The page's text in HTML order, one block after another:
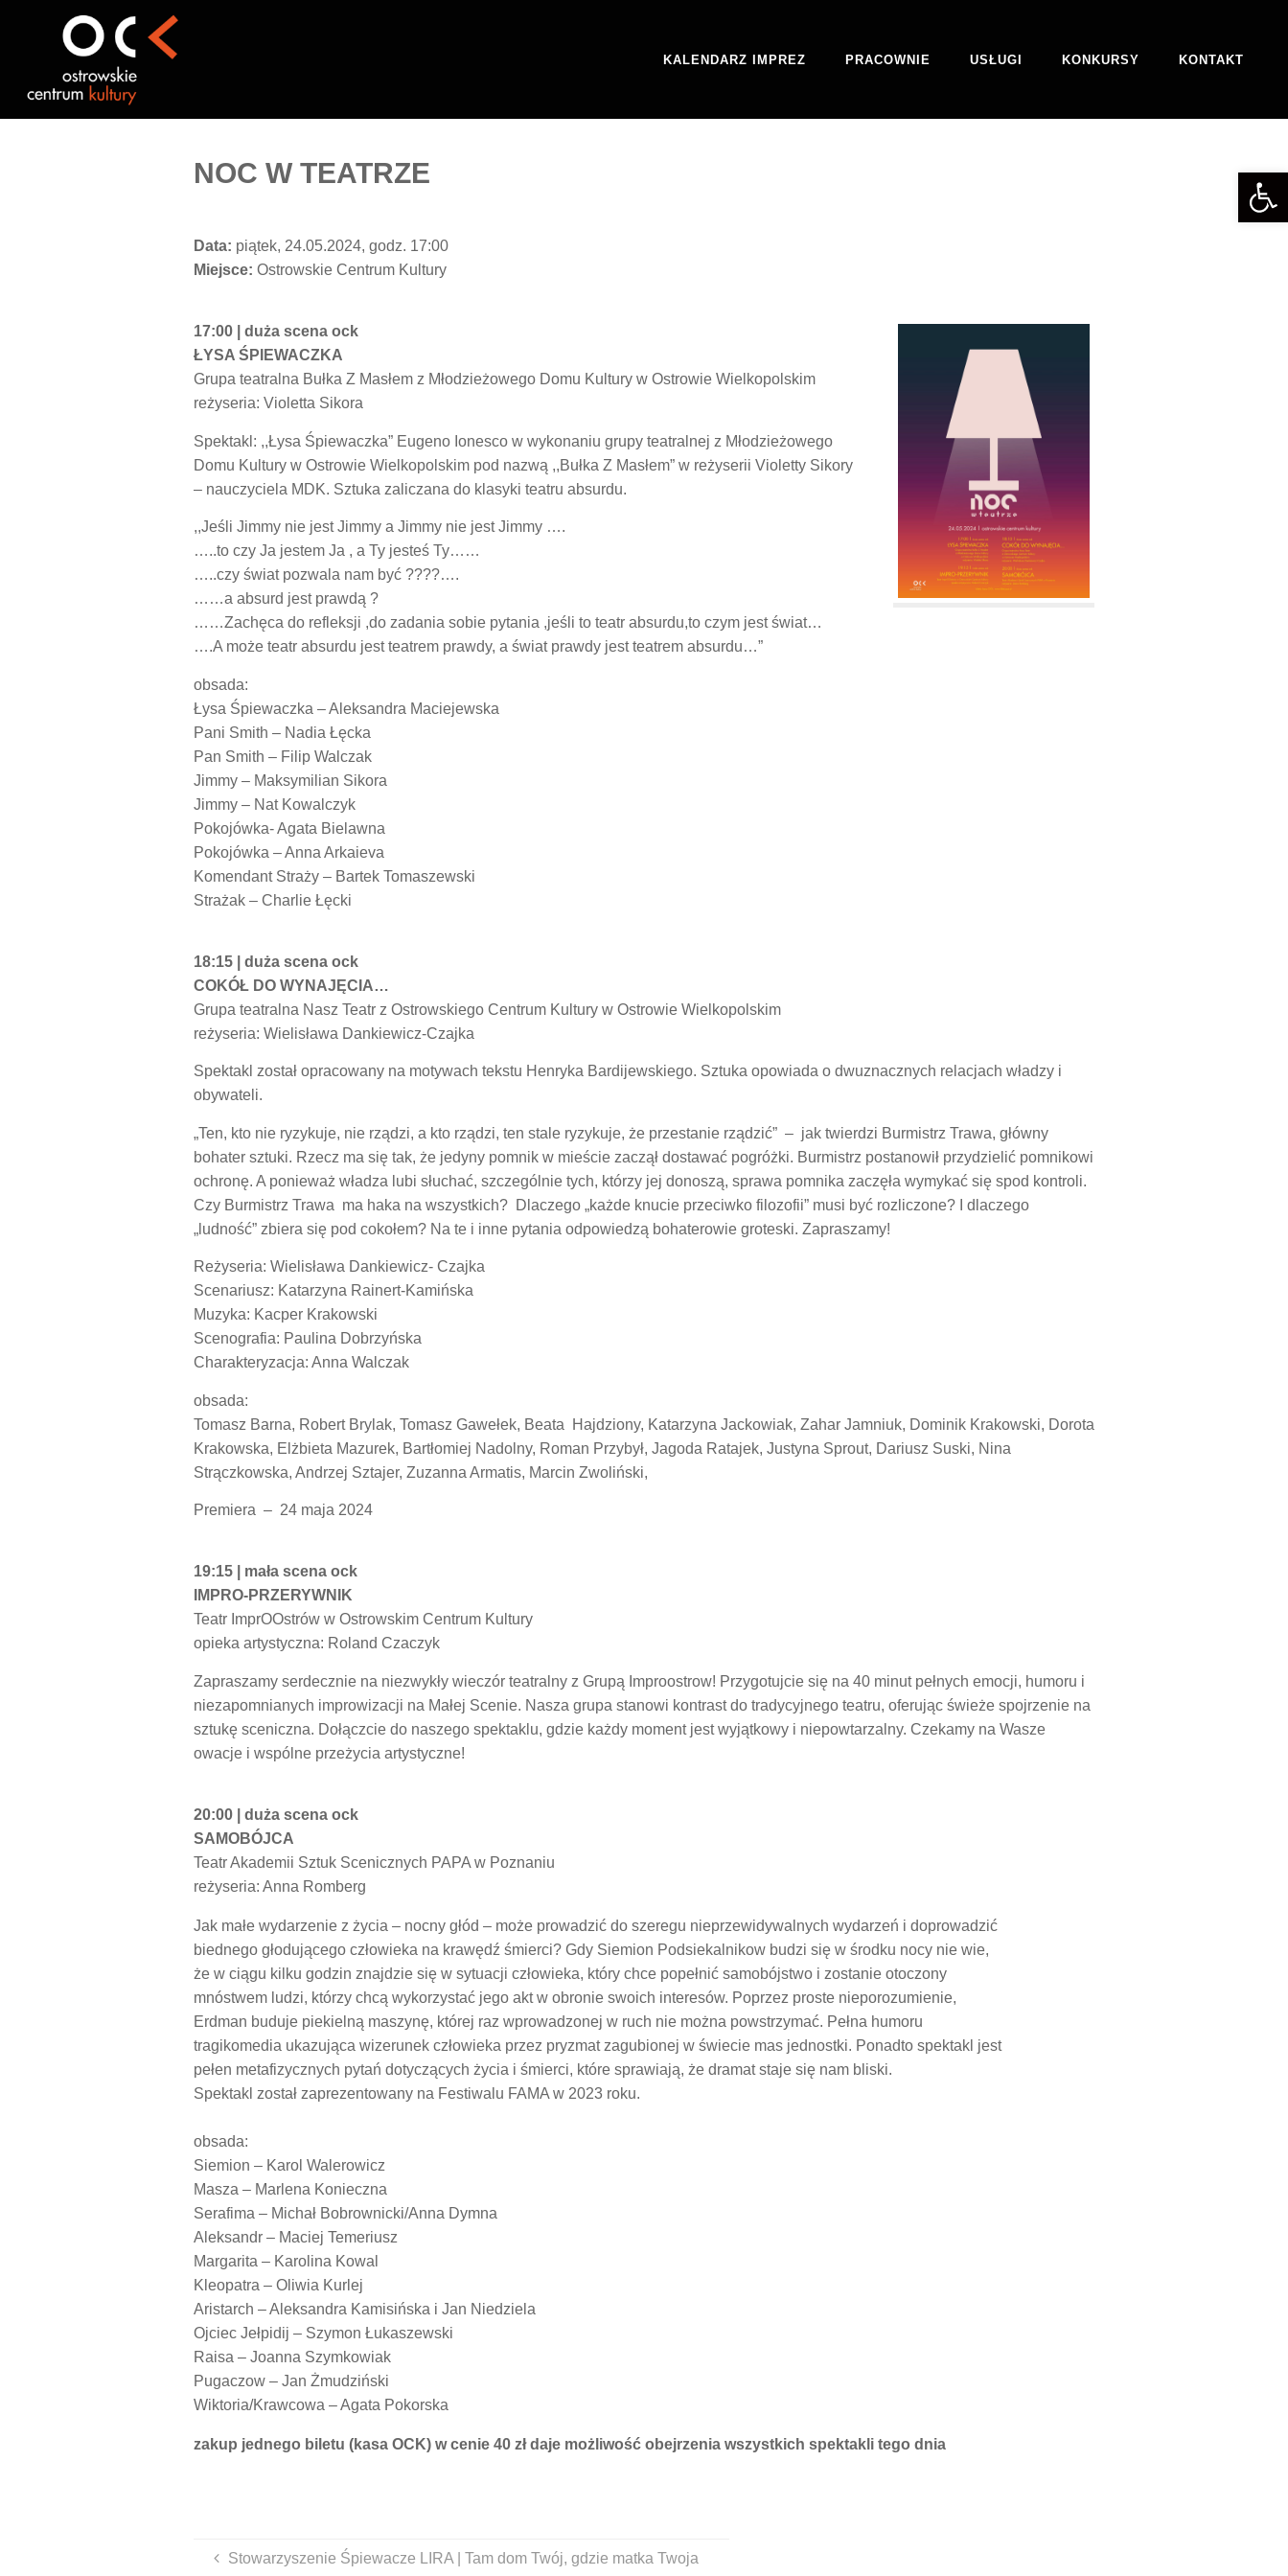
KALENDARZ IMPREZ PRACOWNIE USŁUGI KONKURSY KONTAKT
NOC W TEATRZE
Data: piątek, 24.05.2024, godz. 17:00
Miejsce: Ostrowskie Centrum Kultury
17:00 | duża scena ock
ŁYSA ŚPIEWACZKA
Grupa teatralna Bułka Z Masłem z Młodzieżowego Domu Kultury w Ostrowie Wielkopolskim
reżyseria: Violetta Sikora
Spektakl: ,,Łysa Śpiewaczka” Eugeno Ionesco w wykonaniu grupy teatralnej z Młodzieżowego
Domu Kultury w Ostrowie Wielkopolskim pod nazwą ,,Bułka Z Masłem” w reżyserii Violetty Sikory
– nauczyciela MDK. Sztuka zaliczana do klasyki teatru absurdu.
,,Jeśli Jimmy nie jest Jimmy a Jimmy nie jest Jimmy ….
…..to czy Ja jestem Ja , a Ty jesteś Ty……
…..czy świat pozwala nam być ????….
……a absurd jest prawdą ?
……Zachęca do refleksji ,do zadania sobie pytania ,jeśli to teatr absurdu,to czym jest świat…
….A może teatr absurdu jest teatrem prawdy, a świat prawdy jest teatrem absurdu…”
obsada:
Łysa Śpiewaczka – Aleksandra Maciejewska
Pani Smith – Nadia Łęcka
Pan Smith – Filip Walczak
Jimmy – Maksymilian Sikora
Jimmy – Nat Kowalczyk
Pokojówka- Agata Bielawna
Pokojówka – Anna Arkaieva
Komendant Straży – Bartek Tomaszewski
Strażak – Charlie Łęcki
18:15 | duża scena ock
COKÓŁ DO WYNAJĘCIA…
Grupa teatralna Nasz Teatr z Ostrowskiego Centrum Kultury w Ostrowie Wielkopolskim
reżyseria: Wielisława Dankiewicz-Czajka
Spektakl został opracowany na motywach tekstu Henryka Bardijewskiego. Sztuka opowiada o dwuznacznych relacjach władzy i
obywateli.
„Ten, kto nie ryzykuje, nie rządzi, a kto rządzi, ten stale ryzykuje, że przestanie rządzić” – jak twierdzi Burmistrz Trawa, główny
bohater sztuki. Rzecz ma się tak, że jedyny pomnik w mieście zaczął dostawać pogróżki. Burmistrz postanowił przydzielić pomnikowi
ochronę. A ponieważ władza lubi słuchać, szczególnie tych, którzy jej donoszą, sprawa pomnika zaczęła wymykać się spod kontroli.
Czy Burmistrz Trawa ma haka na wszystkich? Dlaczego „każde knucie przeciwko filozofii” musi być rozliczone? I dlaczego
„ludność” zbiera się pod cokołem? Na te i inne pytania odpowiedzą bohaterowie groteski. Zapraszamy!
Reżyseria: Wielisława Dankiewicz- Czajka
Scenariusz: Katarzyna Rainert-Kamińska
Muzyka: Kacper Krakowski
Scenografia: Paulina Dobrzyńska
Charakteryzacja: Anna Walczak
obsada:
Tomasz Barna, Robert Brylak, Tomasz Gawełek, Beata Hajdziony, Katarzyna Jackowiak, Zahar Jamniuk, Dominik Krakowski, Dorota
Krakowska, Elżbieta Mazurek, Bartłomiej Nadolny, Roman Przybył, Jagoda Ratajek, Justyna Sprout, Dariusz Suski, Nina
Strączkowska, Andrzej Sztajer, Zuzanna Armatis, Marcin Zwoliński,
Premiera – 24 maja 2024
19:15 | mała scena ock
IMPRO-PRZERYWNIK
Teatr ImprOOstrów w Ostrowskim Centrum Kultury
opieka artystyczna: Roland Czaczyk
Zapraszamy serdecznie na niezwykły wieczór teatralny z Grupą Improostrow! Przygotujcie się na 40 minut pełnych emocji, humoru i
niezapomnianych improwizacji na Małej Scenie. Nasza grupa stanowi kontrast do tradycyjnego teatru, oferując świeże spojrzenie na
sztukę sceniczna. Dołączcie do naszego spektaklu, gdzie każdy moment jest wyjątkowy i niepowtarzalny. Czekamy na Wasze
owacje i wspólne przeżycia artystyczne!
20:00 | duża scena ock
SAMOBÓJCA
Teatr Akademii Sztuk Scenicznych PAPA w Poznaniu
reżyseria: Anna Romberg
Jak małe wydarzenie z życia – nocny głód – może prowadzić do szeregu nieprzewidywalnych wydarzeń i doprowadzić
biednego głodującego człowieka na krawędź śmierci? Gdy Siemion Podsiekalnikow budzi się w środku nocy nie wie,
że w ciągu kilku godzin znajdzie się w sytuacji człowieka, który chce popełnić samobójstwo i zostanie otoczony
mnóstwem ludzi, którzy chcą wykorzystać jego akt w obronie swoich interesów. Poprzez proste nieporozumienie,
Erdman buduje piekielną maszynę, której raz wprowadzonej w ruch nie można powstrzymać. Pełna humoru
tragikomedia ukazująca wizerunek człowieka przez pryzmat zagubionej w świecie mas jednostki. Ponadto spektakl jest
pełen metafizycznych pytań dotyczących życia i śmierci, które sprawiają, że dramat staje się nam bliski.
Spektakl został zaprezentowany na Festiwalu FAMA w 2023 roku.
obsada:
Siemion – Karol Walerowicz
Masza – Marlena Konieczna
Serafima – Michał Bobrownicki/Anna Dymna
Aleksandr – Maciej Temeriusz
Margarita – Karolina Kowal
Kleopatra – Oliwia Kurlej
Aristarch – Aleksandra Kamisińska i Jan Niedziela
Ojciec Jełpidij – Szymon Łukaszewski
Raisa – Joanna Szymkowiak
Pugaczow – Jan Żmudziński
Wiktoria/Krawcowa – Agata Pokorska
zakup jednego biletu (kasa OCK) w cenie 40 zł daje możliwość obejrzenia wszystkich spektakli tego dnia
Stowarzyszenie Śpiewacze LIRA | Tam dom Twój, gdzie matka Twoja